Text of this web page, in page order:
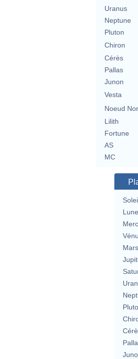
Uranus
Neptune
Pluton
Chiron
Cérès
Pallas
Junon
Vesta
Noeud
Lilith
Fortune
AS
MC
Lune
Mars